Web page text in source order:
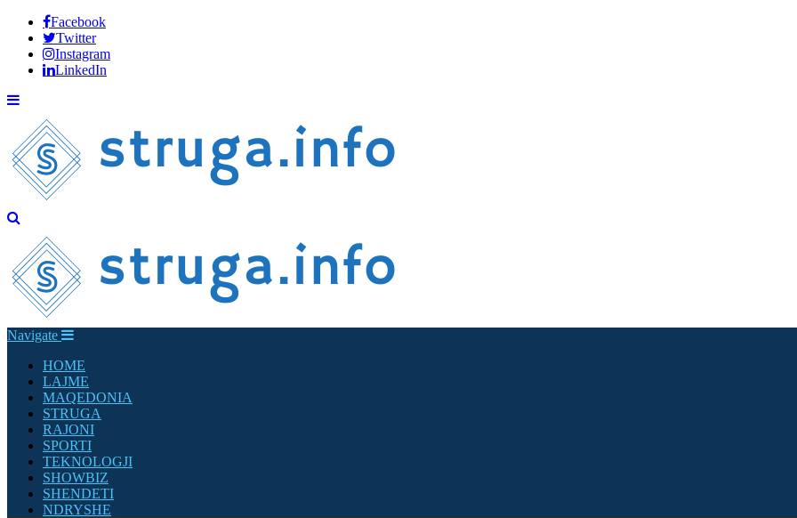
Facebook
Twitter
Instagram
LinkedIn
Navigate
HOME
LAJME
MAQEDONIA
STRUGA
RAJONI
SPORTI
TEKNOLOGJI
SHOWBIZ
SHENDETI
NDRYSHE